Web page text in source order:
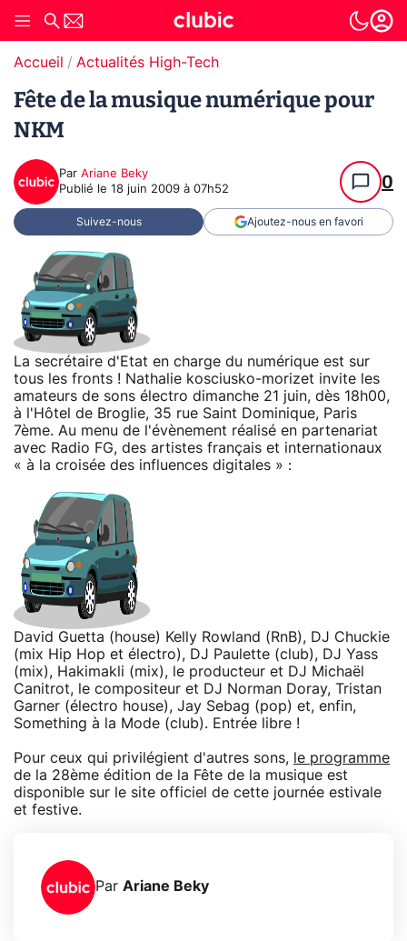
Accueil Actualités High-Tech
Fête de la musique numérique pour
NKM
Par Ariane Beky
Publié le 18 juin 2009 à 07h52 0
Suivez-nous Ajoutez-nous en favori
La secrétaire d'Etat en charge du numérique est sur
tous les fronts ! Nathalie kosciusko-morizet invite les
amateurs de sons électro dimanche 21 juin, dès 18h00,
à l'Hôtel de Broglie, 35 rue Saint Dominique, Paris
7ème. Au menu de l'évènement réalisé en partenariat
avec Radio FG, des artistes français et internationaux
« à la croisée des influences digitales » :
David Guetta (house) Kelly Rowland (RnB), DJ Chuckie
(mix Hip Hop et électro), DJ Paulette (club), DJ Yass
(mix), Hakimakli (mix), le producteur et DJ Michaël
Canitrot, le compositeur et DJ Norman Doray, Tristan
Garner (électro house), Jay Sebag (pop) et, enfin,
Something à la Mode (club). Entrée libre !
Pour ceux qui privilégient d'autres sons, le programme
de la 28ème édition de la Fête de la musique est
disponible sur le site officiel de cette journée estivale
et festive.
Par Ariane Beky